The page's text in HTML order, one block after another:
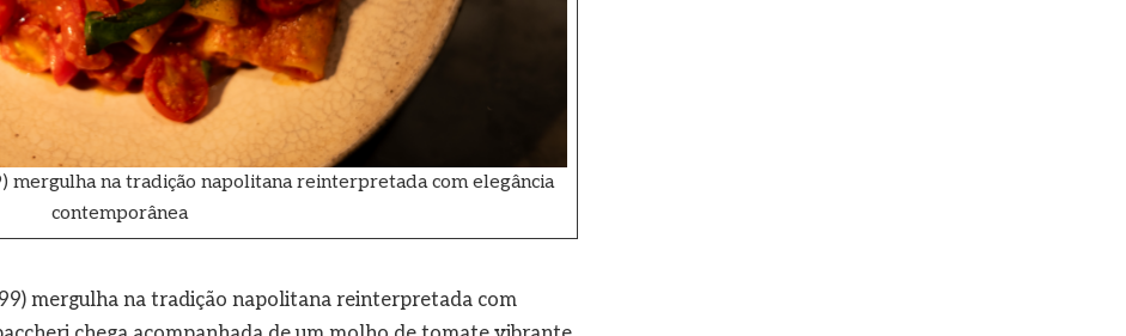
mergulha na tradição napolitana reinterpretada com elegância
contemporânea
mergulha na tradição napolitana reinterpretada com